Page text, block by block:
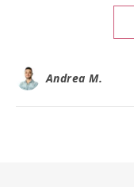
Andrea M.